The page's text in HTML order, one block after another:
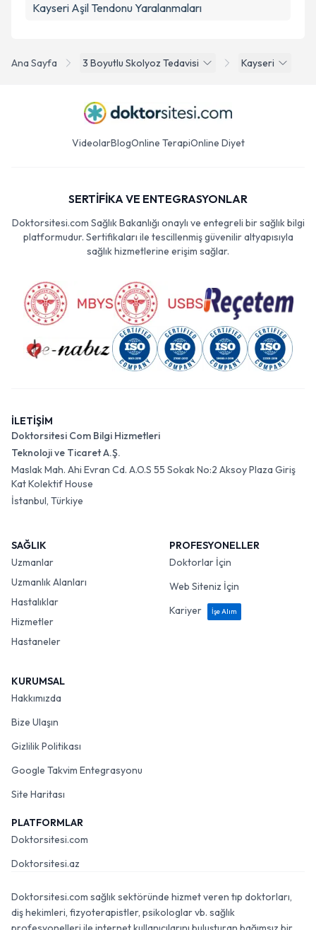
Ana Sayfa 3 Boyutlu Skolyoz Tedavisi Kayseri
Kayseri Aşil Tendonu Yaralanmaları
VideolarBlogOnline TerapiOnline Diyet
SERTİFİKA VE ENTEGRASYONLAR
Doktorsitesi.com Sağlık Bakanlığı onaylı ve entegreli bir sağlık bilgi
platformudur. Sertifikaları ile tescillenmiş güvenilir altyapısıyla
sağlık hizmetlerine erişim sağlar.
İLETİŞİM
Doktorsitesi Com Bilgi Hizmetleri
Teknoloji ve Ticaret A.Ş.
Maslak Mah. Ahi Evran Cd. A.O.S 55 Sokak No:2 Aksoy Plaza Giriş
Kat Kolektif House
İstanbul, Türkiye
SAĞLIK
Uzmanlar
Uzmanlık Alanları
Hastalıklar
Hizmetler
Hastaneler
PROFESYONELLER
Doktorlar İçin
Web Siteniz İçin
Kariyer
İşe Alım
KURUMSAL
Hakkımızda
Bize Ulaşın
Gizlilik Politikası
Google Takvim Entegrasyonu
Site Haritası
PLATFORMLAR
Doktorsitesi.com
Doktorsitesi.az
Doktorsitesi.com sağlık sektöründe hizmet veren tıp doktorları,
diş hekimleri, fizyoterapistler, psikologlar vb. sağlık